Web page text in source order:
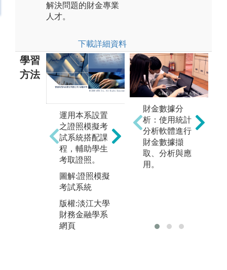
解決問題的財金專業
人才。
下載詳細資料
學習
方法
運用本系設置
之證照模擬考
試系統搭配課
程，輔助學生
考取證照。
圖解:證照模擬
考試系統
版權:淡江大學
財務金融學系
網頁
於課堂中操作
模擬交易平
台，落實金融
交易實務運
作，並舉辦相
競賽獲獎同學
財金數據分
析：使用統計
分析軟體進行
財金數據擷
取、分析與應
用。